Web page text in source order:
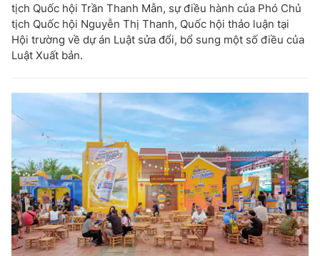
tịch Quốc hội Trần Thanh Mẫn, sự điều hành của Phó Chủ
tịch Quốc hội Nguyễn Thị Thanh, Quốc hội thảo luận tại
Hội trường về dự án Luật sửa đổi, bổ sung một số điều của
Luật Xuất bản.